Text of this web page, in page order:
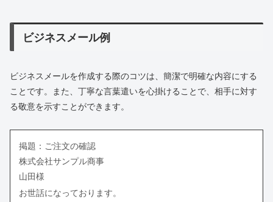
ビジネスメール例
ビジネスメールを作成する際のコツは、簡潔で明確な内容にする
ことです。また、丁寧な言葉遣いを心掛けることで、相手に対す
る敬意を示すことができます。
掲題：ご注文の確認
株式会社サンプル商事
山田様
お世話になっております。